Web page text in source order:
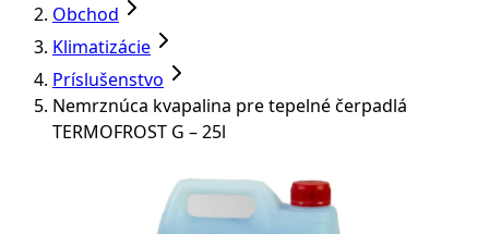
Obchod
Klimatizácie
Príslušenstvo
Nemrznúca kvapalina pre tepelné čerpadlá
TERMOFROST G – 25l